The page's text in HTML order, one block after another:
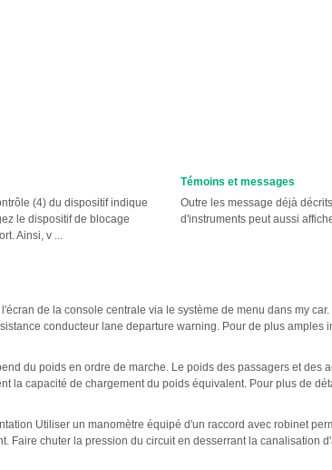
(4) du dispositif indique
le dispositif de blocage
Ainsi, v ...
Témoins et messages
Outre les message déjà
d'instruments peut aussi
de la console centrale via le système de menu dans my
conducteur lane departure warning. Pour de plus amples
du poids en ordre de marche. Le poids des passagers et des
la capacité de chargement du poids équivalent. Pour plus de
Utiliser un manomètre équipé d'un raccord avec robinet
Faire chuter la pression du circuit en desserrant la canalisation